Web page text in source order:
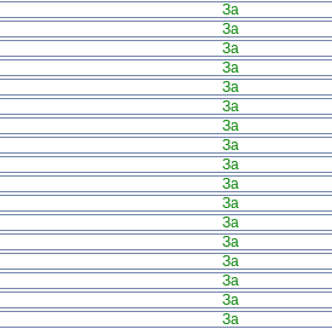
За
За
За
За
За
За
За
За
За
За
За
За
За
За
За
За
За